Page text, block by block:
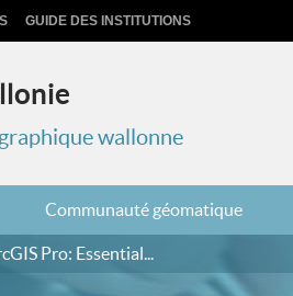
GUIDE DES INSTITUTIONS
wallonne
Communauté géomatique
Pro: Essential...